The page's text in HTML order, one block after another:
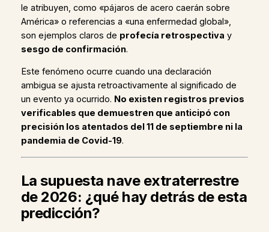
le atribuyen, como «pájaros de acero caerán sobre
América» o referencias a «una enfermedad global»,
son ejemplos claros de profecía retrospectiva y
sesgo de confirmación.
Este fenómeno ocurre cuando una declaración
ambigua se ajusta retroactivamente al significado de
un evento ya ocurrido. No existen registros previos
verificables que demuestren que anticipó con
precisión los atentados del 11 de septiembre ni la
pandemia de Covid-19.
La supuesta nave extraterrestre
de 2026: ¿qué hay detrás de esta
predicción?